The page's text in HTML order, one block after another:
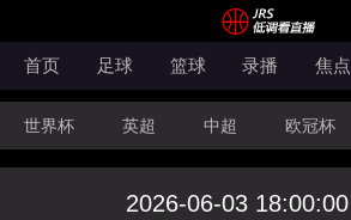
首页 足球 篮球 录播 焦点
世界杯 英超 中超 欧冠杯
韩K联 法甲 科索沃超 意甲
法罗超 日职联 NBA
2026-06-03 18:00:00